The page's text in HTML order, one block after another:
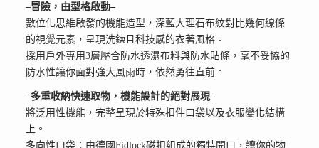
–冒險，由型格啟動–
數位化思維啟發的機能造型，深藍大理石布紋對比幾何線條
的視覺元素，呈現洗鍊且科技感的衣著風格。
採用戶外專用3層壓合防水透濕布料與防水貼條，毫不妥協的
防水性讓你面對強大風雨時，依然勇往直前。
–多重收納快速取物，機能設計的絕對展現–
將泛用性機能，完整呈現於特殊扣件口袋以及衣服變化結構
上。
多向性口袋：由德國Fidlock磁扣組成的獨特開口，讓你的物